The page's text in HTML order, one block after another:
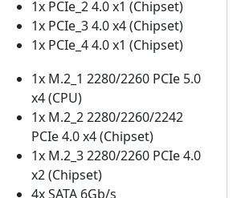
1x PCIe_2 4.0 x1 (Chipset)
1x PCIe_3 4.0 x4 (Chipset)
1x PCIe_4 4.0 x1 (Chipset)
1x M.2_1 2280/2260 PCIe 5.0
x4 (CPU)
1x M.2_2 2280/2260/2242
PCIe 4.0 x4 (Chipset)
1x M.2_3 2280/2260 PCIe 4.0
x2 (Chipset)
4x SATA 6Gb/s